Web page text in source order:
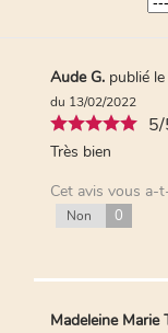
bien
Cet
Au
Aude G. publié
du 13/02/2022
Très bien
Cet avis vous a-
Non 0
Madeleine Marie